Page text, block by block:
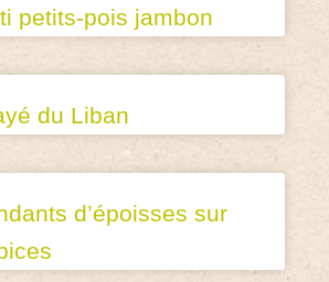
petits-pois jambon
du Liban
d’époisses sur